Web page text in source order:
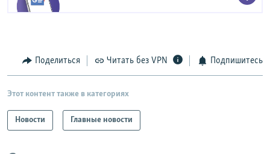
Поделиться Читать без VPN Подпишитесь
Этот контент также в категориях
Новости Главные новости